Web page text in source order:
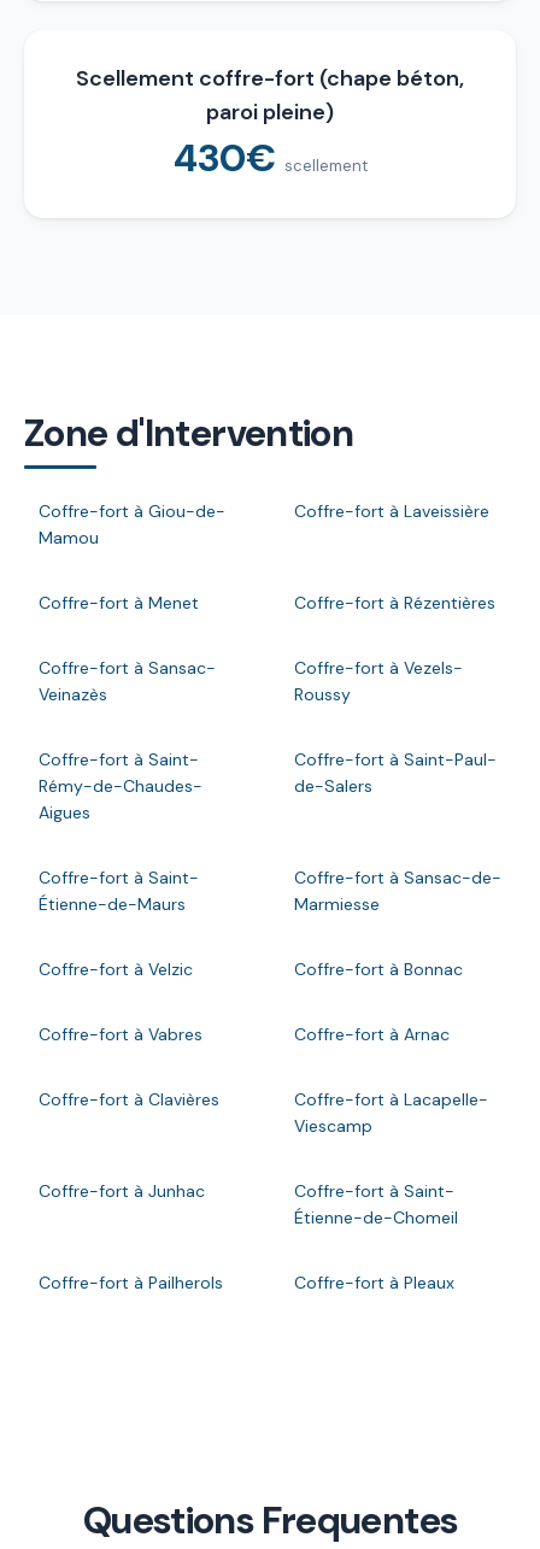
Scellement coffre-fort (chape béton,
paroi pleine)
430€ scellement
Zone d'Intervention
Coffre-fort à Giou-de-
Mamou
Coffre-fort à Laveissière
Coffre-fort à Menet Coffre-fort à Rézentières
Coffre-fort à Sansac-
Veinazès
Coffre-fort à Vezels-
Roussy
Coffre-fort à Saint-
Rémy-de-Chaudes-
Aigues
Coffre-fort à Saint-Paul-
de-Salers
Coffre-fort à Saint-
Étienne-de-Maurs
Coffre-fort à Sansac-de-
Marmiesse
Coffre-fort à Velzic Coffre-fort à Bonnac
Coffre-fort à Vabres Coffre-fort à Arnac
Coffre-fort à Clavières
Coffre-fort à Lacapelle-
Viescamp
Coffre-fort à Junhac
Coffre-fort à Saint-
Étienne-de-Chomeil
Coffre-fort à Pailherols Coffre-fort à Pleaux
Questions Frequentes